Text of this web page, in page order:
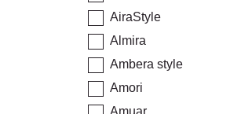
AiraStyle
Almira
Ambera style
Amori
Amuar